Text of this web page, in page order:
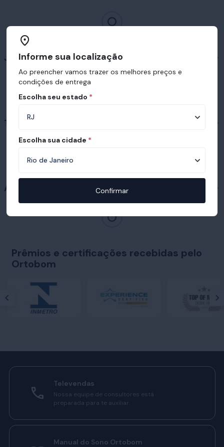
Já conhece nossas bases?
Travesseiros em destaque
Acessórios
Prêmios e certificações recebidas pelo
Ortobom
Televendas
Nossa equipe de consultores está
preparada para te auxiliar.
Manual do Sono Ortobom
Informe sua localização
Ao preencher vamos trazer os melhores preços e
condições de entrega
Escolha seu estado *
Escolha sua cidade *
Confirmar